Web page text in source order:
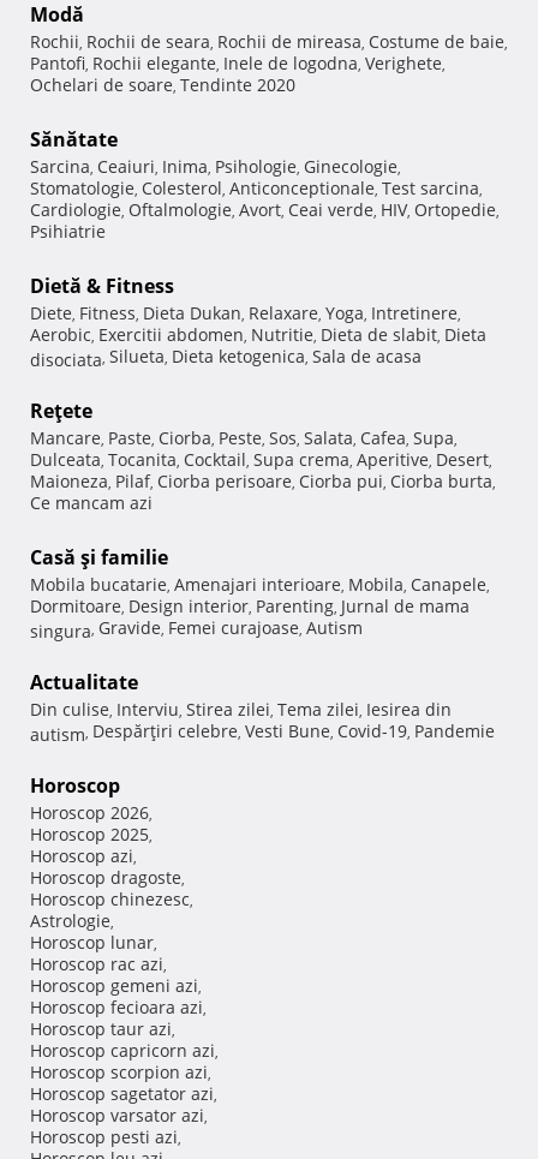
Modă
Rochii, Rochii de seara, Rochii de mireasa, Costume de baie,
Pantofi, Rochii elegante, Inele de logodna, Verighete,
Ochelari de soare, Tendinte 2020
Sănătate
Sarcina, Ceaiuri, Inima, Psihologie, Ginecologie,
Stomatologie, Colesterol, Anticonceptionale, Test sarcina,
Cardiologie, Oftalmologie, Avort, Ceai verde, HIV, Ortopedie,
Psihiatrie
Dietă & Fitness
Diete, Fitness, Dieta Dukan, Relaxare, Yoga, Intretinere,
Aerobic, Exercitii abdomen, Nutritie, Dieta de slabit, Dieta
disociata, Silueta, Dieta ketogenica, Sala de acasa
Reţete
Mancare, Paste, Ciorba, Peste, Sos, Salata, Cafea, Supa,
Dulceata, Tocanita, Cocktail, Supa crema, Aperitive, Desert,
Maioneza, Pilaf, Ciorba perisoare, Ciorba pui, Ciorba burta,
Ce mancam azi
Casă şi familie
Mobila bucatarie, Amenajari interioare, Mobila, Canapele,
Dormitoare, Design interior, Parenting, Jurnal de mama
singura, Gravide, Femei curajoase, Autism
Actualitate
Din culise, Interviu, Stirea zilei, Tema zilei, Iesirea din
autism, Despărţiri celebre, Vesti Bune, Covid-19, Pandemie
Horoscop
Horoscop 2026,
Horoscop 2025,
Horoscop azi,
Horoscop dragoste,
Horoscop chinezesc,
Astrologie,
Horoscop lunar,
Horoscop rac azi,
Horoscop gemeni azi,
Horoscop fecioara azi,
Horoscop taur azi,
Horoscop capricorn azi,
Horoscop scorpion azi,
Horoscop sagetator azi,
Horoscop varsator azi,
Horoscop pesti azi,